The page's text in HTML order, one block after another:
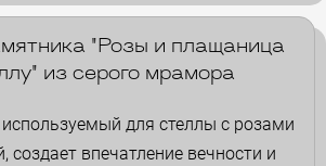
"Розы и плащаница
из серого мрамора
для стеллы с розами
создает впечатление вечности и